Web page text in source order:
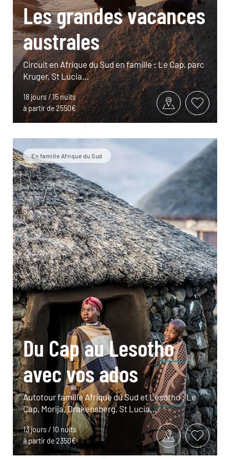
Les grandes vacances
australes
Circuit en Afrique du Sud en famille : Le Cap, parc
Kruger, St Lucia…
18 jours / 15 nuits
à partir de 2550€
En famille Afrique du Sud
Du Cap au Lesotho
avec vos ados
Autotour famille Afrique du Sud et Lesotho : Le
Cap, Morija, Drakensberg, St Lucia…
13 jours / 10 nuits
à partir de 2350€